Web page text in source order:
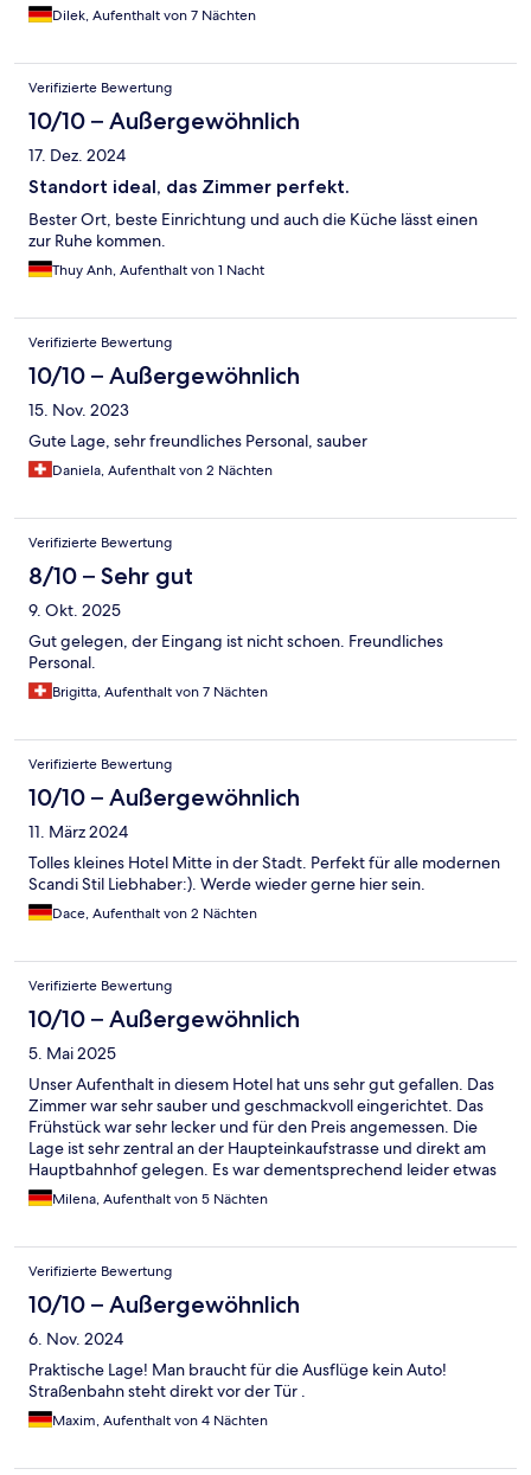
Dilek, Aufenthalt von 7 Nächten
Verifizierte Bewertung
10/10 – Außergewöhnlich
17. Dez. 2024
Standort ideal, das Zimmer perfekt.
Bester Ort, beste Einrichtung und auch die Küche lässt einen
zur Ruhe kommen.
Thuy Anh, Aufenthalt von 1 Nacht
Verifizierte Bewertung
10/10 – Außergewöhnlich
15. Nov. 2023
Gute Lage, sehr freundliches Personal, sauber
Daniela, Aufenthalt von 2 Nächten
Verifizierte Bewertung
8/10 – Sehr gut
9. Okt. 2025
Gut gelegen, der Eingang ist nicht schoen. Freundliches
Personal.
Brigitta, Aufenthalt von 7 Nächten
Verifizierte Bewertung
10/10 – Außergewöhnlich
11. März 2024
Tolles kleines Hotel Mitte in der Stadt. Perfekt für alle modernen
Scandi Stil Liebhaber:). Werde wieder gerne hier sein.
Dace, Aufenthalt von 2 Nächten
Verifizierte Bewertung
10/10 – Außergewöhnlich
5. Mai 2025
Unser Aufenthalt in diesem Hotel hat uns sehr gut gefallen. Das
Zimmer war sehr sauber und geschmackvoll eingerichtet. Das
Frühstück war sehr lecker und für den Preis angemessen. Die
Lage ist sehr zentral an der Haupteinkaufstrasse und direkt am
Hauptbahnhof gelegen. Es war dementsprechend leider etwas
lauter, da auch viele Fastfood Ketten dort sind. Der Strand und
die Altstadt sind allerdings in 15 min zu Fuss erreichbar.
Milena, Aufenthalt von 5 Nächten
Verifizierte Bewertung
10/10 – Außergewöhnlich
6. Nov. 2024
Praktische Lage! Man braucht für die Ausflüge kein Auto!
Straßenbahn steht direkt vor der Tür .
Maxim, Aufenthalt von 4 Nächten